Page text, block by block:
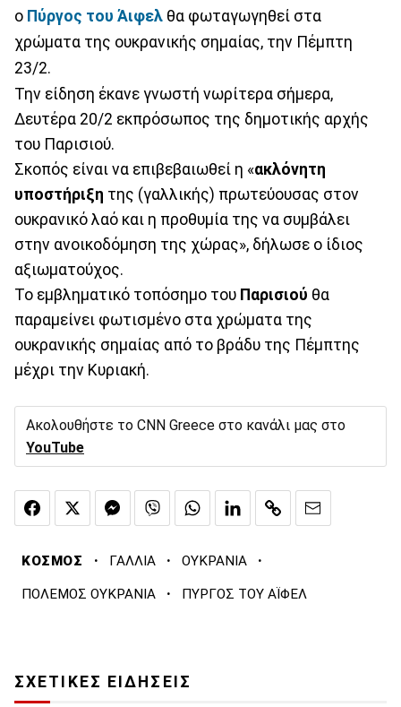
ο Πύργος του Άιφελ θα φωταγωγηθεί στα
χρώματα της ουκρανικής σημαίας, την Πέμπτη
23/2.
Την είδηση έκανε γνωστή νωρίτερα σήμερα,
Δευτέρα 20/2 εκπρόσωπος της δημοτικής αρχής
του Παρισιού.
Σκοπός είναι να επιβεβαιωθεί η «ακλόνητη
υποστήριξη της (γαλλικής) πρωτεύουσας στον
ουκρανικό λαό και η προθυμία της να συμβάλει
στην ανοικοδόμηση της χώρας», δήλωσε ο ίδιος
αξιωματούχος.
Το εμβληματικό τοπόσημο του Παρισιού θα
παραμείνει φωτισμένο στα χρώματα της
ουκρανικής σημαίας από το βράδυ της Πέμπτης
μέχρι την Κυριακή.
Ακολουθήστε το CNN Greece στο κανάλι μας στο
YouTube
ΚΟΣΜΟΣ · ΓΑΛΛΙΑ · ΟΥΚΡΑΝΙΑ ·
ΠΟΛΕΜΟΣ ΟΥΚΡΑΝΙΑ · ΠΥΡΓΟΣ ΤΟΥ ΑΪΦΕΛ
ΣΧΕΤΙΚΕΣ ΕΙΔΗΣΕΙΣ